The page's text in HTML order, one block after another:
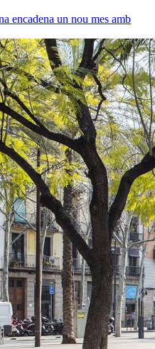
encadena un nou mes amb